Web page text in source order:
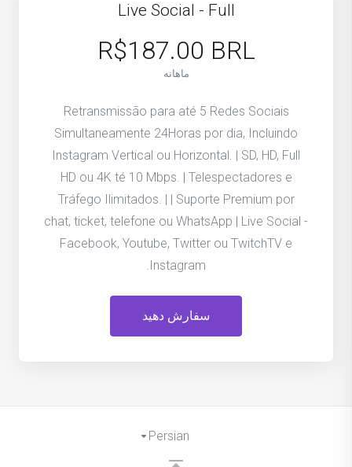
Live Social - Full
R$187.00 BRL
ماهانه
Retransmissão para até 5 Redes Sociais
Simultaneamente 24Horas por dia, Incluindo
Instagram Vertical ou Horizontal. | SD, HD, Full
HD ou 4K té 10 Mbps. | Telespectadores e
Tráfego Ilimitados. | | Suporte Premium por
chat, ticket, telefone ou WhatsApp | Live Social -
Facebook, Youtube, Twitter ou TwitchTV e
Instagram.
سفارش دهید
Persian